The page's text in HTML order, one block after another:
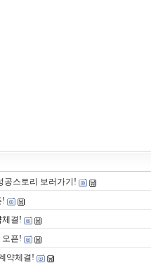
공스토리 보러가기!
!
체결!
오픈!
약체결!